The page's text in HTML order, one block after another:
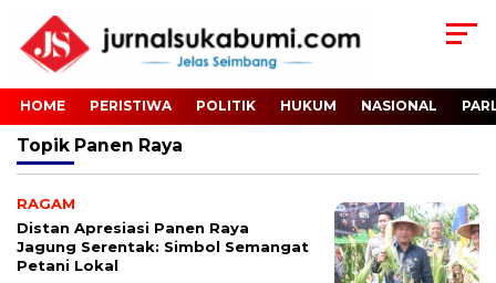
HOME PERISTIWA POLITIK HUKUM NASIONAL
Topik Panen Raya
RAGAM
Distan Apresiasi Panen Raya
Jagung Serentak: Simbol Semangat
Petani Lokal